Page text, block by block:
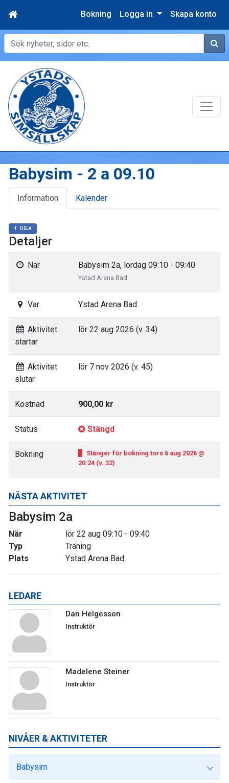
Bokning Logga in Skapa konto
Sök
NÄSTA AKTIVITET
Babysim 2a
När
lör 22 aug 09:10 - 09:40
Typ
Träning
Plats
Ystad Arena Bad
LEDARE
Dan Helgesson
Instruktör
Madelene Steiner
Instruktör
Babysim - 2 a 09.10
Information Kalender
DELA
Detaljer
När Babysim 2a, lördag 09:10 - 09:40
Ystad Arena Bad
Var Ystad Arena Bad
Aktivitet
startar
lör 22 aug 2026 (v. 34)
Aktivitet
slutar
lör 7 nov 2026 (v. 45)
Kostnad 900,00 kr
Status Stängd
Bokning
Stänger för bokning tors 6 aug 2026 @
20:24 (v. 32)
NIVÅER & AKTIVITETER
Babysim